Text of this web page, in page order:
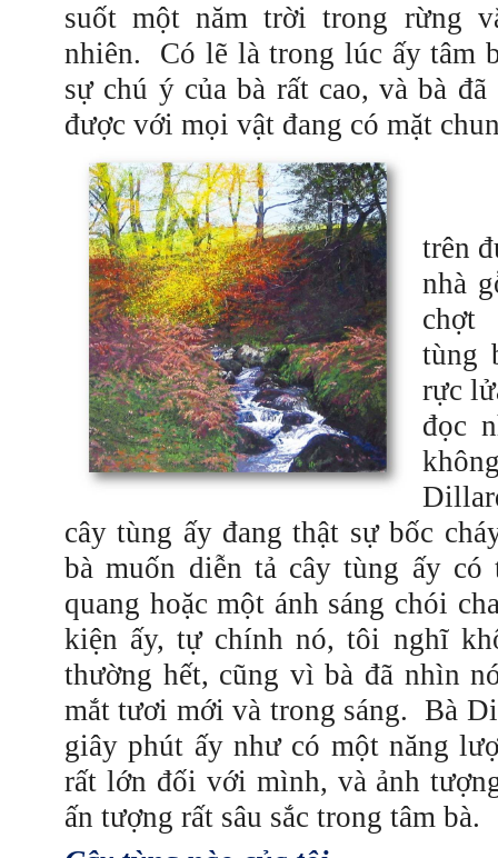
suốt một năm trời trong rừng
nhiên. Có lẽ là trong lúc ấy tâm
sự chú ý của bà rất cao, và bà
được với mọi vật đang có mặt
trên
nhà
chợt
tùng
rực
đọc
cây tùng ấy đang thật sự bốc
bà muốn diễn tả cây tùng ấy có
quang hoặc một ánh sáng chói
kiện ấy, tự chính nó, tôi nghĩ
thường hết, cũng vì bà đã nhìn
mắt tươi mới và trong sáng.Bà
giây phút ấy như có một năng
rất lớn đối với mình, và ảnh
ấn tượng rất sâu sắc trong tâm bà.